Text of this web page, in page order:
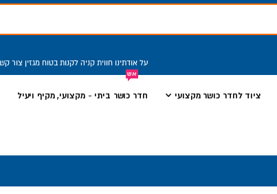
על אודתינו חווית קניה לקנות בטוח מגזין צור
ציוד לחדר כושר מקצועי חדר כושר ביתי - מקצועי, מקיף ויעיל
אש